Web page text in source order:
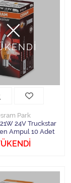
Park
24V Truckstar
Ampul 10 Adet